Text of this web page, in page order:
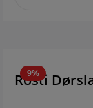
9%
Rosti